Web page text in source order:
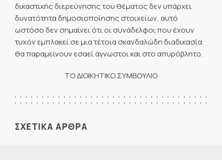
δικαστικής διερεύνησης του θέματος δεν υπάρχει
δυνατότητα δημοσιοποίησης στοιχείων, αυτό
ωστόσο δεν σημαίνει ότι οι συνάδελφοι που έχουν
τυχόν εμπλακεί σε μια τέτοια σκανδαλώδη διαδικασία
θα παραμείνουν εσαεί άγνωστοι και στο απυρόβλητο.
ΤΟ ΔΙΟΙΚΗΤΙΚΟ ΣΥΜΒΟΥΛΙΟ
ΣΧΕΤΙΚΑ ΑΡΘΡΑ